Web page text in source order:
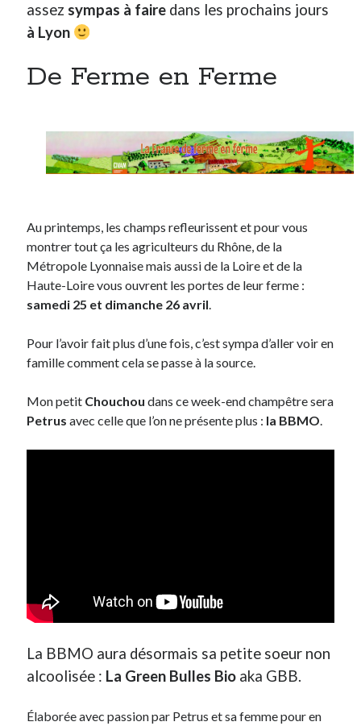
JFdansC’était pas mieux avant… à Lyon
littleceltdansComment j’ai opéré ma vélorution toute personnelle
Renaud Ducher
Comment j’ai opéré ma vélorution toute
personnelle
A Lyon
Daddy
Engagé
Geek
Green
Humeur
Lyon
Lyon à Livre Ouvert
Non classé
Parole de Follower
assez sympas à faire dans les prochains jours
à Lyon
De Ferme en Ferme
Au printemps, les champs refleurissent et pour vous
montrer tout ça les agriculteurs du Rhône, de la
Métropole Lyonnaise mais aussi de la Loire et de la
Haute-Loire vous ouvrent les portes de leur ferme :
samedi 25 et dimanche 26 avril.
Pour l’avoir fait plus d’une fois, c’est sympa d’aller voir en
famille comment cela se passe à la source.
Mon petit Chouchou dans ce week-end champêtre sera
Petrus avec celle que l’on ne présente plus : la BBMO.
La BBMO aura désormais sa petite soeur non
alcoolisée : La Green Bulles Bio aka GBB.
Élaborée avec passion par Petrus et sa femme pour en